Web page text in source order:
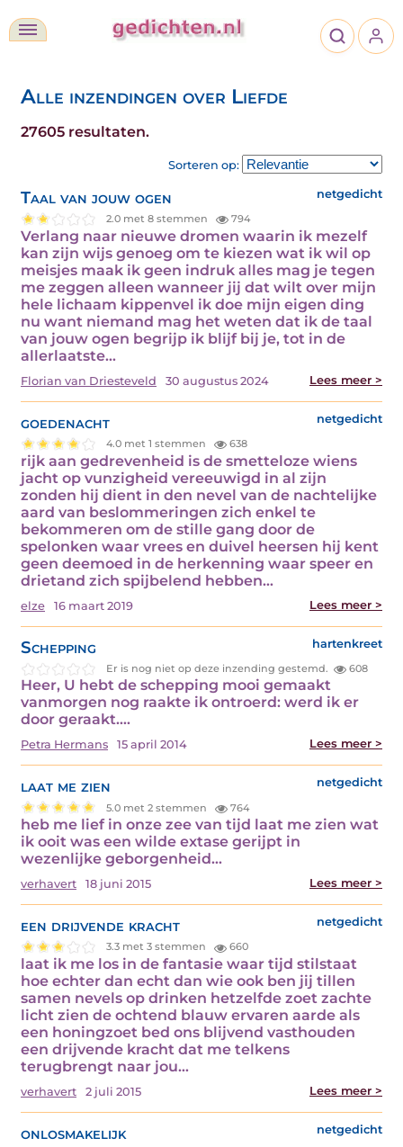
Alle inzendingen over Liefde
27605 resultaten.
Sorteren op:
Taal van jouw ogen netgedicht
2.0 met 8 stemmen 794
Verlang naar nieuwe dromen waarin ik mezelf
kan zijn wijs genoeg om te kiezen wat ik wil op
meisjes maak ik geen indruk alles mag je tegen
me zeggen alleen wanneer jij dat wilt over mijn
hele lichaam kippenvel ik doe mijn eigen ding
nu want niemand mag het weten dat ik de taal
van jouw ogen begrijp ik blijf bij je, tot in de
allerlaatste…
Florian van Driesteveld 30 augustus 2024 Lees meer >
goedenacht netgedicht
4.0 met 1 stemmen 638
rijk aan gedrevenheid is de smetteloze wiens
jacht op vunzigheid vereeuwigd in al zijn
zonden hij dient in den nevel van de nachtelijke
aard van beslommeringen zich enkel te
bekommeren om de stille gang door de
spelonken waar vrees en duivel heersen hij kent
geen deemoed in de herkenning waar speer en
drietand zich spijbelend hebben…
elze 16 maart 2019 Lees meer >
Schepping hartenkreet
Er is nog niet op deze inzending gestemd. 608
Heer, U hebt de schepping mooi gemaakt
vanmorgen nog raakte ik ontroerd: werd ik er
door geraakt.…
Petra Hermans 15 april 2014 Lees meer >
laat me zien netgedicht
5.0 met 2 stemmen 764
heb me lief in onze zee van tijd laat me zien wat
ik ooit was een wilde extase gerijpt in
wezenlijke geborgenheid…
verhavert 18 juni 2015 Lees meer >
een drijvende kracht netgedicht
3.3 met 3 stemmen 660
laat ik me los in de fantasie waar tijd stilstaat
hoe echter dan echt dan wie ook ben jij tillen
samen nevels op drinken hetzelfde zoet zachte
licht zien de ochtend blauw ervaren aarde als
een honingzoet bed ons blijvend vasthouden
een drijvende kracht dat me telkens
terugbrengt naar jou…
verhavert 2 juli 2015 Lees meer >
onlosmakelijk netgedicht